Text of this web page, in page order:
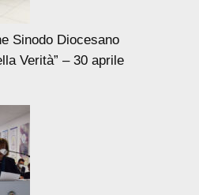
Sinodo Diocesano
Verità” – 30 aprile